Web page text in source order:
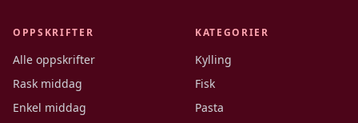
OPPSKRIFTER
Alle oppskrifter
Rask middag
Enkel middag
KATEGORIER
Kylling
Fisk
Pasta